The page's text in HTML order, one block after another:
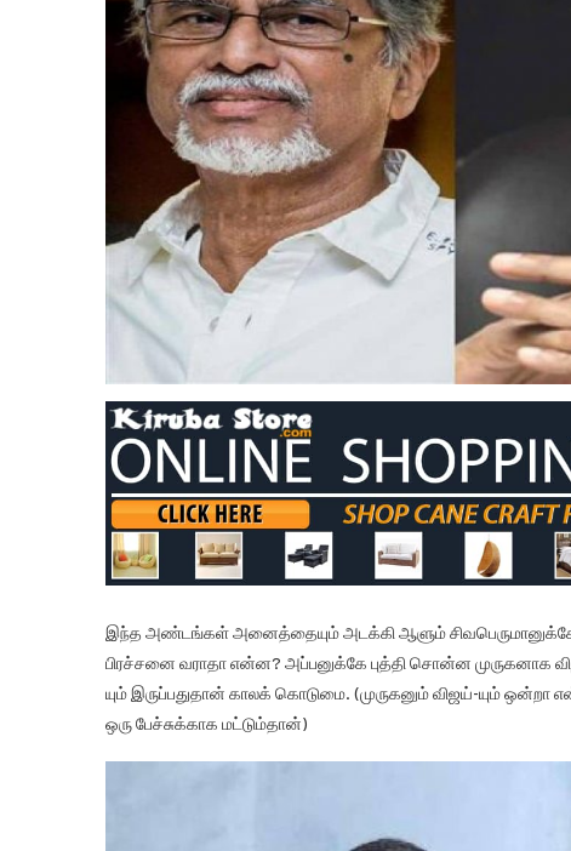
இந்த அண்டங்கள் அனைத்தையும் அடக்கி ஆளும் சிவபெருமானுக்கே
பிரச்சனை வராதா என்ன? அப்பனுக்கே புத்தி சொன்ன முருகனாக
யும் இருப்பதுதான் காலக் கொடுமை. (முருகனும் விஜய்-யும் ஒன்றா
ஒரு பேச்சுக்காக மட்டும்தான்)